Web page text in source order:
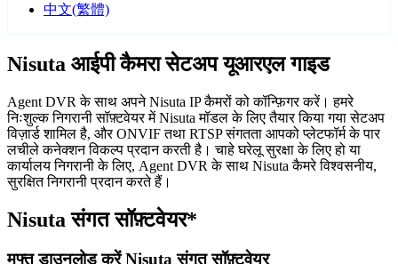
中文(繁體)
Nisuta आईपी कैमरा सेटअप यूआरएल गाइड
Agent DVR के साथ अपने Nisuta IP कैमरों को कॉन्फ़िगर करें। हमरे
निःशुल्क निगरानी सॉफ़्टवेयर में Nisuta मॉडल के लिए तैयार किया गया सेटअप
विज़ार्ड शामिल है, और ONVIF तथा RTSP संगतता आपको प्लेटफॉर्म के पार
लचीले कनेक्शन विकल्प प्रदान करती है। चाहे घरेलू सुरक्षा के लिए हो या
कार्यालय निगरानी के लिए, Agent DVR के साथ Nisuta कैमरे विश्वसनीय,
सुरक्षित निगरानी प्रदान करते हैं।
Nisuta संगत सॉफ़्टवेयर*
मुफ्त डाउनलोड करें Nisuta संगत सॉफ़्टवेयर